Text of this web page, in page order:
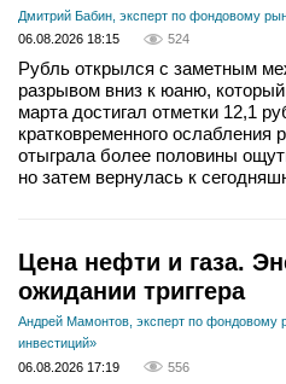
Дмитрий Бабин, эксперт по фондовому
06.08.2026 18:15
524
Рубль открылся с заметным
разрывом вниз к юаню,
марта достигал отметки 12,1
кратковременного ослабления
отыграла более половины
но затем вернулась к
Цена нефти и газа.
ожидании триггера
Андрей Мамонтов, эксперт по фондовому
инвестиций»
06.08.2026 17:19
556